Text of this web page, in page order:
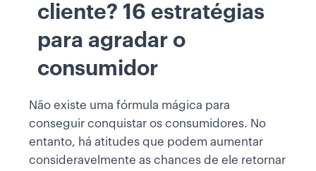
cliente? 16 estratégias
para agradar o
consumidor
Não existe uma fórmula mágica para
conseguir conquistar os consumidores. No
entanto, há atitudes que podem aumentar
consideravelmente as chances de ele retornar